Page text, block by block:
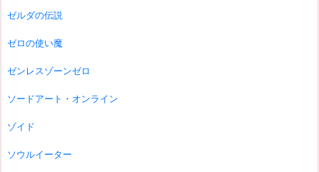
ゼルダの伝説
ゼロの使い魔
ゼンレスゾーンゼロ
ソードアート・オンライン
ゾイド
ソウルイーター